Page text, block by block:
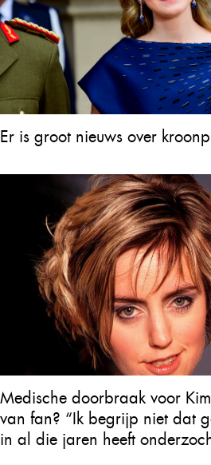
Er is groot nieuws over
Medische doorbraak voor
van fan? “Ik begrijp niet dat
in al die jaren heeft